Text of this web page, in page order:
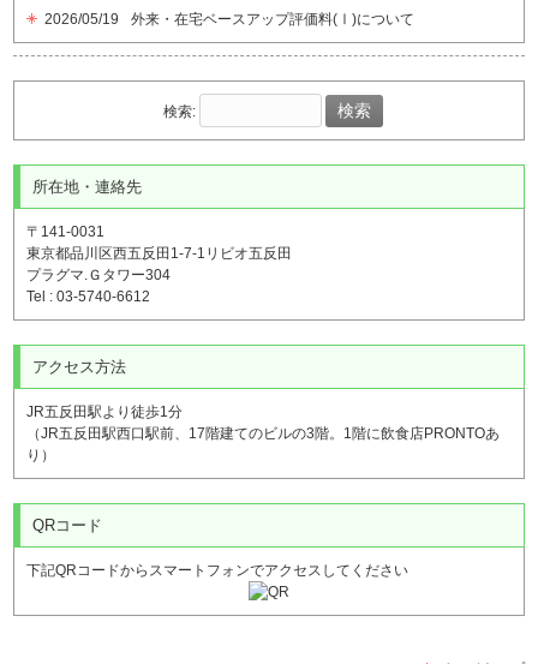
2026/05/19 外来・在宅ベースアップ評価料(Ⅰ)について
検索:
所在地・連絡先
〒141-0031
東京都品川区西五反田1-7-1リビオ五反田
プラグマ.Ｇタワー304
Tel : 03-5740-6612
アクセス方法
JR五反田駅より徒歩1分
（JR五反田駅西口駅前、17階建てのビルの3階。1階に飲食店PRONTOあ
り）
QRコード
下記QRコードからスマートフォンでアクセスしてください